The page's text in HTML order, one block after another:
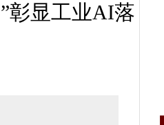
彰显工业AI落